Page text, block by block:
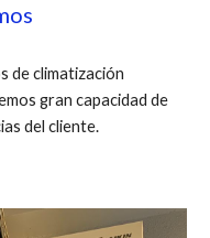
de climatización
gran capacidad de
del cliente.